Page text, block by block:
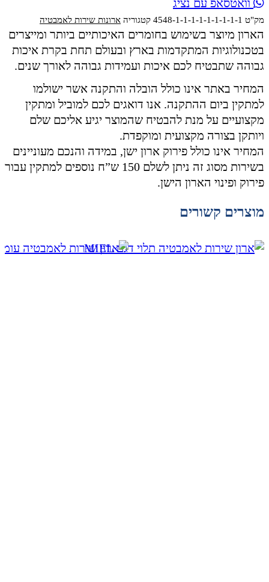
תלוי
דגם
LIOR
וואטסאפ עם נציג
מק"ט4548-1-1-1-1-1-1-1-1-1 קטגוריה ארונות שירות לאמבטיה
הארון מיוצר בשימוש בחומרים האיכותיים ביותר ומייצרים
בטכנולוגיות המתקדמות בארץ ובעולם תחת בקרת איכות
גבוהה שתבטיח לכם איכות ועמידות גבוהה לאורך שנים.
המחיר באתר אינו כולל הובלה והתקנה אשר ישולמו
למתקין ביום ההתקנה. אנו דואגים לכם למוביל ומתקין
מקצועיים על מנת להבטיח שהמוצר יגיע אליכם שלם
ויותקן בצורה מקצועית ומוקפדת.
המחיר אינו כולל פירוק ארון ישן, במידה והנכם מעוניינים
בשירות מסוג זה ניתן לשלם 150 ש”ח נוספים למתקין עבור
פירוק ופינוי הארון הישן.
מוצרים קשורים